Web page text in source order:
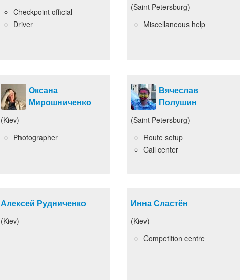
Checkpoint official
Driver
(Saint Petersburg)
Miscellaneous help
Оксана
Мирошниченко
(Kiev)
Photographer
Вячеслав
Полушин
(Saint Petersburg)
Route setup
Call center
Алексей Рудниченко
(Kiev)
Инна Сластён
(Kiev)
Competition centre